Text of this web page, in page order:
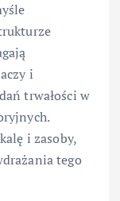
i
trwałości w
i zasoby,
tego